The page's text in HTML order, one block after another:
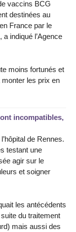
vaccins BCG
destinées au
France par le
indiqué l’Agence
moins fortunés et
les prix en
incompatibles,
de Rennes.
testant une
agir sur le
et soigner
les antécédents
du traitement
mais aussi des